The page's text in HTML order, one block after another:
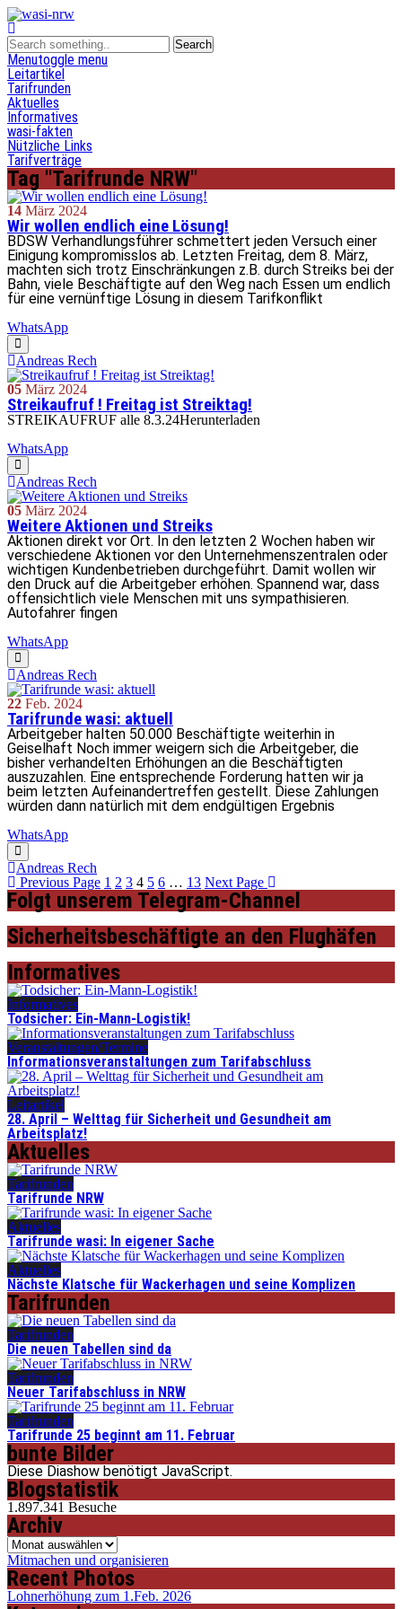
Menutoggle menu
Leitartikel
Tarifrunden
Aktuelles
Informatives
wasi-fakten
Nützliche Links
Tarifverträge
Tag "Tarifrunde NRW"
14 März 2024
Wir wollen endlich eine Lösung!
BDSW Verhandlungsführer schmettert jeden Versuch einer
Einigung kompromisslos ab. Letzten Freitag, dem 8. März,
machten sich trotz Einschränkungen z.B. durch Streiks bei der
Bahn, viele Beschäftigte auf den Weg nach Essen um endlich
für eine vernünftige Lösung in diesem Tarifkonflikt
WhatsApp
Andreas Rech
05 März 2024
Streikaufruf ! Freitag ist Streiktag!
STREIKAUFRUF alle 8.3.24Herunterladen
WhatsApp
Andreas Rech
05 März 2024
Weitere Aktionen und Streiks
Aktionen direkt vor Ort. In den letzten 2 Wochen haben wir
verschiedene Aktionen vor den Unternehmenszentralen oder
wichtigen Kundenbetrieben durchgeführt. Damit wollen wir
den Druck auf die Arbeitgeber erhöhen. Spannend war, dass
offensichtlich viele Menschen mit uns sympathisieren.
Autofahrer fingen
WhatsApp
Andreas Rech
22 Feb. 2024
Tarifrunde wasi: aktuell
Arbeitgeber halten 50.000 Beschäftigte weiterhin in
Geiselhaft Noch immer weigern sich die Arbeitgeber, die
bisher verhandelten Erhöhungen an die Beschäftigten
auszuzahlen. Eine entsprechende Forderung hatten wir ja
beim letzten Aufeinandertreffen gestellt. Diese Zahlungen
würden dann natürlich mit dem endgültigen Ergebnis
WhatsApp
Andreas Rech
Previous Page 1 2 3 4 5 6 … 13 Next Page
Folgt unserem Telegram-Channel
Sicherheitsbeschäftigte an den Flughäfen
Informatives
Informatives
Todsicher: Ein-Mann-Logistik!
Veranstaltungen/Termine
Informationsveranstaltungen zum Tarifabschluss
Leitartikel
28. April – Welttag für Sicherheit und Gesundheit am
Arbeitsplatz!
Aktuelles
Tarifrunden
Tarifrunde NRW
Aktuelles
Tarifrunde wasi: In eigener Sache
Aktuelles
Nächste Klatsche für Wackerhagen und seine Komplizen
Tarifrunden
Tarifrunden
Die neuen Tabellen sind da
Tarifrunden
Neuer Tarifabschluss in NRW
Tarifrunden
Tarifrunde 25 beginnt am 11. Februar
bunte Bilder
Diese Diashow benötigt JavaScript.
Blogstatistik
1.897.341 Besuche
Archiv
Archiv
Mitmachen und organisieren
Recent Photos
Lohnerhöhung zum 1.Feb. 2026